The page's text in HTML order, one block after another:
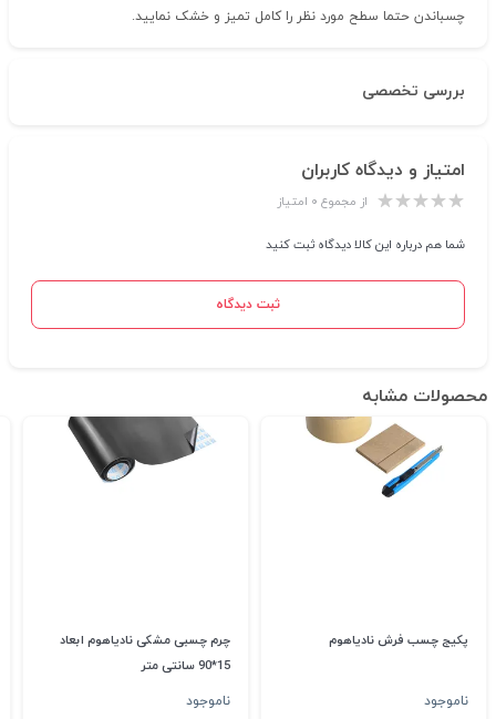
چسباندن حتما سطح مورد نظر را کامل تمیز و خشک نمایید.
بررسی تخصصی
امتیاز و دیدگاه کاربران
از مجموع ۰ امتیاز
شما هم درباره این کالا دیدگاه ثبت کنید
ثبت دیدگاه
محصولات مشابه
پکیج چسب فرش نادیاهوم
ناموجود
چرم چسبی مشکی نادیاهوم ابعاد
15*90 سانتی متر
ناموجود